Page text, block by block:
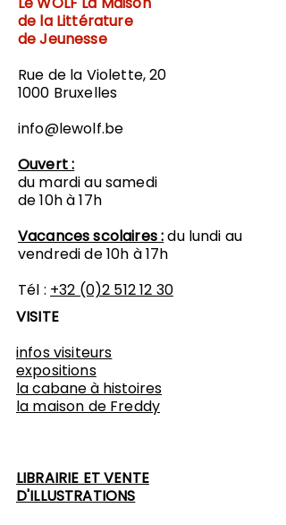
de la Littérature
de Jeunesse
Rue de la Violette, 20
1000 Bruxelles
info@lewolf.be
Ouvert :
du mardi au samedi
de 10h à 17h
Vacances scolaires :du lundi au
vendredi de 10h à 17h
Tél : +32 (0)2 512 12 30
VISITE
infos visiteurs
expositions
​la cabane à histoires
la maison de Freddy
LIBRAIRIE ET VENTE
D'ILLUSTRATIONS